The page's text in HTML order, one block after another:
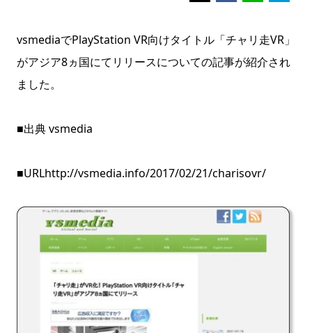
vsmediaでPlayStation VR向けタイトル「チャリ走VR」
がアジア8ヵ国にてリリースについての記事が紹介され
ました。
■出典 vsmedia
■URLhttp://vsmedia.info/2017/02/21/charisovr/